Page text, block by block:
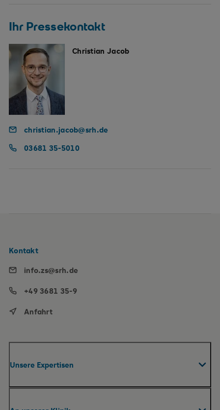
Ihr Pressekontakt
Christian Jacob
christian.jacob@srh.de
03681 35-5010
Unsere Expertisen
Kontakt
info.zs@srh.de
+49 3681 35-9
Anfahrt